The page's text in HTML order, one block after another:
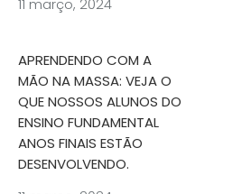
11 março, 2024
APRENDENDO COM A
MÃO NA MASSA: VEJA O
QUE NOSSOS ALUNOS DO
ENSINO FUNDAMENTAL
ANOS FINAIS ESTÃO
DESENVOLVENDO.